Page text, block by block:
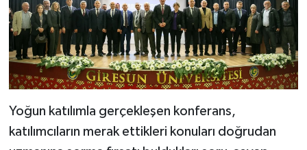
Yoğun katılımla gerçekleşen konferans,
katılımcıların merak ettikleri konuları doğrudan